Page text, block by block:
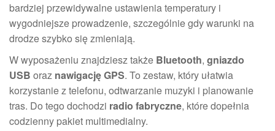
bardziej przewidywalne ustawienia temperatury i
wygodniejsze prowadzenie, szczególnie gdy warunki na
drodze szybko się zmieniają.
W wyposażeniu znajdziesz także Bluetooth, gniazdo
USB oraz nawigację GPS. To zestaw, który ułatwia
korzystanie z telefonu, odtwarzanie muzyki i planowanie
tras. Do tego dochodzi radio fabryczne, które dopełnia
codzienny pakiet multimedialny.